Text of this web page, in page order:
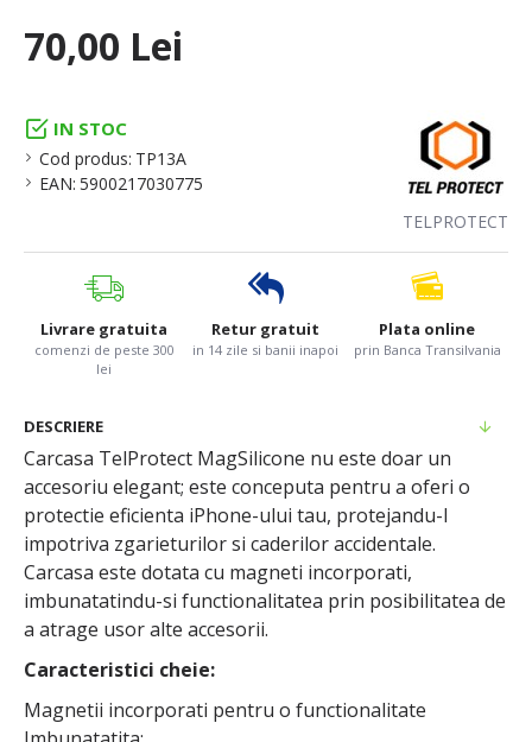
IN STOC
Cod produs: TP13A
EAN: 5900217030775
TELPROTECT
70,00 Lei
Livrare gratuita
comenzi de peste 300
lei
Retur gratuit
in 14 zile si banii inapoi
Plata online
prin Banca Transilvania
DESCRIERE
Carcasa TelProtect MagSilicone nu este doar un
accesoriu elegant; este conceputa pentru a oferi o
protectie eficienta iPhone-ului tau, protejandu-l
impotriva zgarieturilor si caderilor accidentale.
Carcasa este dotata cu magneti incorporati,
imbunatatindu-si functionalitatea prin posibilitatea de
a atrage usor alte accesorii.
Caracteristici cheie:
Magnetii incorporati pentru o functionalitate